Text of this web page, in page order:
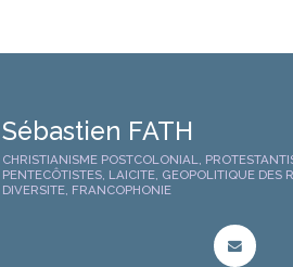
Sébastien FATH
CHRISTIANISME POSTCOLONIAL,
PENTECÔTISTES, LAICITE, GEOPOLITIQUE DES
DIVERSITE, FRANCOPHONIE